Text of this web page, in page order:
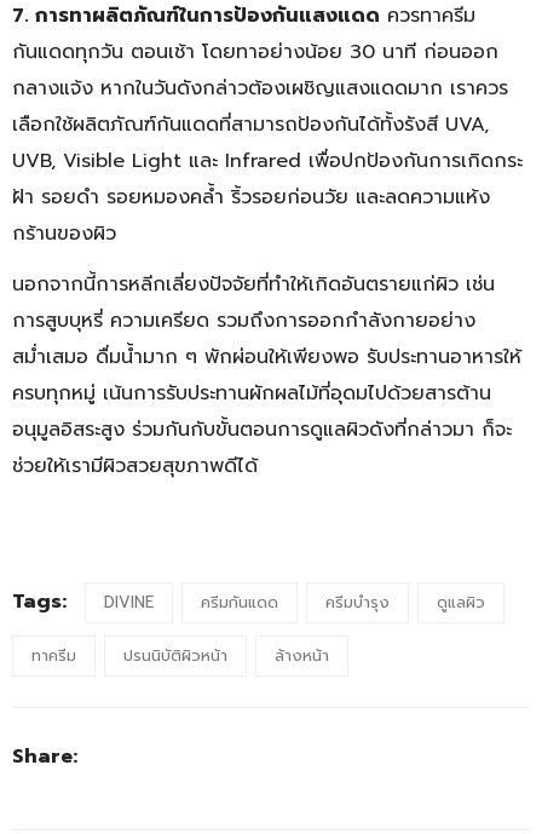
7. การทาผลิตภัณฑ์ในการป้องกันแสงแดด ควรทาครีม
กันแดดทุกวัน ตอนเช้า โดยทาอย่างน้อย 30 นาที ก่อนออก
กลางแจ้ง หากในวันดังกล่าวต้องเผชิญแสงแดดมาก เราควร
เลือกใช้ผลิตภัณฑ์กันแดดที่สามารถป้องกันได้ทั้งรังสี UVA,
UVB, Visible Light และ Infrared เพื่อปกป้องกันการเกิดกระ
ฝ้า รอยดำ รอยหมองคล้ำ ริ้วรอยก่อนวัย และลดความแห้ง
กร้านของผิว
นอกจากนี้การหลีกเลี่ยงปัจจัยที่ทำให้เกิดอันตรายแก่ผิว เช่น
การสูบบุหรี่ ความเครียด รวมถึงการออกกำลังกายอย่าง
สม่ำเสมอ ดื่มน้ำมาก ๆ พักผ่อนให้เพียงพอ รับประทานอาหารให้
ครบทุกหมู่ เน้นการรับประทานผักผลไม้ที่อุดมไปด้วยสารต้าน
อนุมูลอิสระสูง ร่วมกันกับขั้นตอนการดูแลผิวดังที่กล่าวมา ก็จะ
ช่วยให้เรามีผิวสวยสุขภาพดีได้
Tags: DIVINE ครีมกันแดด ครีมบำรุง ดูแลผิว
ทาครีม ปรนนิบัติผิวหน้า ล้างหน้า
Share: